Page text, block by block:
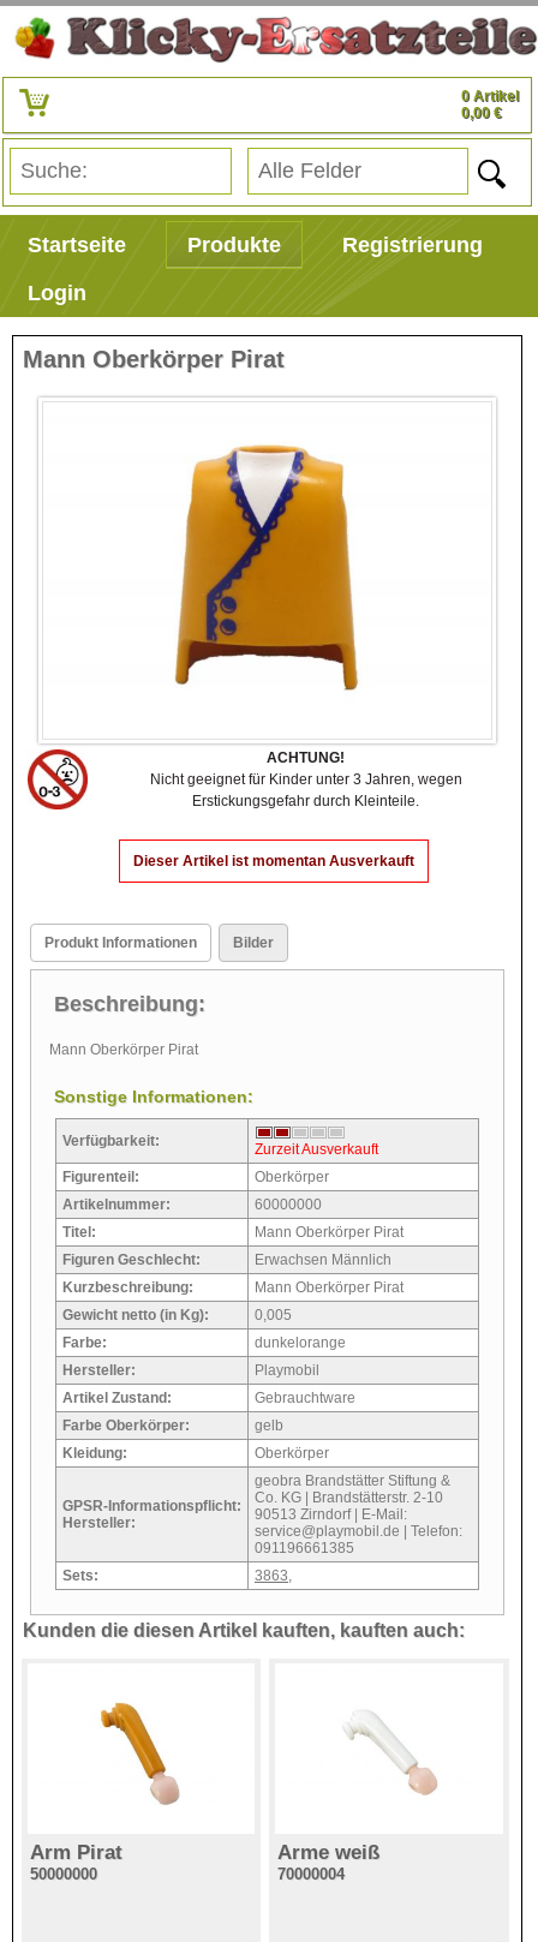
0 Artikel
0,00 €
Startseite Produkte
Registrierung
Login
Mann Oberkörper Pirat
ACHTUNG!
Nicht geeignet für Kinder unter 3 Jahren, wegen
Erstickungsgefahr durch Kleinteile.
Dieser Artikel ist momentan Ausverkauft
Produkt Informationen Bilder
Beschreibung:
Mann Oberkörper Pirat
Sonstige Informationen:
Verfügbarkeit:
Zurzeit Ausverkauft
Figurenteil:
Oberkörper
Artikelnummer:
60000000
Titel:
Mann Oberkörper Pirat
Figuren Geschlecht:
Erwachsen Männlich
Kurzbeschreibung:
Mann Oberkörper Pirat
Gewicht netto (in Kg):
0,005
Farbe:
dunkelorange
Hersteller:
Playmobil
Artikel Zustand:
Gebrauchtware
Farbe Oberkörper:
gelb
Kleidung:
Oberkörper
GPSR-Informationspflicht:
Hersteller:
geobra Brandstätter Stiftung &
Co. KG | Brandstätterstr. 2-10
90513 Zirndorf | E-Mail:
service@playmobil.de | Telefon:
091196661385
Sets:
3863
Kunden die diesen Artikel kauften, kauften auch:
Arm Pirat
50000000
Arme weiß
70000004